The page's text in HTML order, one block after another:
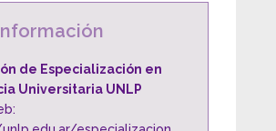
de Especialización en
Universitaria UNLP